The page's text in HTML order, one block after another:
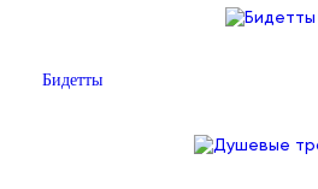
Бидетты